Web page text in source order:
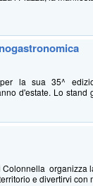
la sua 35^
d'estate. Lo stand
organizza
e divertirvi con